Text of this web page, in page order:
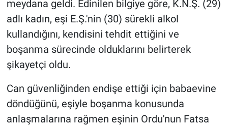
meydana geldi. Edinilen bilgiye göre, K.N.Ş. (29)
adlı kadın, eşi E.Ş.'nin (30) sürekli alkol
kullandığını, kendisini tehdit ettiğini ve
boşanma sürecinde olduklarını belirterek
şikayetçi oldu.
Can güvenliğinden endişe ettiği için babaevine
döndüğünü, eşiyle boşanma konusunda
anlaşmalarına rağmen eşinin Ordu'nun Fatsa